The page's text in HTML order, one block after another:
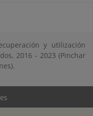
y utilización
2016 - 2023 (Pinchar